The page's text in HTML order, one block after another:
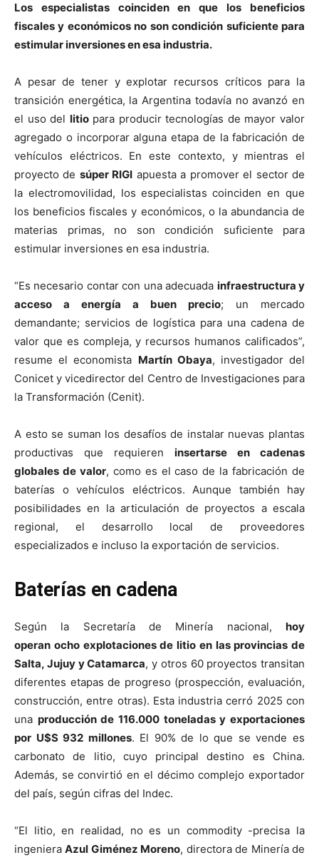
Los especialistas coinciden en que los beneficios
fiscales y económicos no son condición suficiente para
estimular inversiones en esa industria.
A pesar de tener y explotar recursos críticos para la
transición energética, la Argentina todavía no avanzó en
el uso del litiopara producir tecnologías de mayor valor
agregado o incorporar alguna etapa de la fabricación de
vehículos eléctricos. En este contexto, y mientras el
proyecto de súper RIGI apuesta a promover el sector de
la electromovilidad, los especialistas coinciden en que
los beneficios fiscales y económicos, o la abundancia de
materias primas, no son condición suficiente para
estimular inversiones en esa industria.
“Es necesario contar con una adecuada infraestructura y
acceso a energía a buen precio; un mercado
demandante; servicios de logística para una cadena de
valor que es compleja, y recursos humanos calificados”,
resume el economista Martín Obaya, investigador del
Conicet y vicedirector del Centro de Investigaciones para
la Transformación (Cenit).
A esto se suman los desafíos de instalar nuevas plantas
productivas que requieren insertarse en cadenas
globales de valor, como es el caso de la fabricación de
baterías o vehículos eléctricos. Aunque también hay
posibilidades en la articulación de proyectos a escala
regional, el desarrollo local de proveedores
especializados e incluso la exportación de servicios.
Baterías en cadena
Según la Secretaría de Minería nacional, hoy
operan ocho explotaciones de litio en las provincias de
Salta, Jujuy y Catamarca, y otros 60 proyectos transitan
diferentes etapas de progreso (prospección, evaluación,
construcción, entre otras). Esta industria cerró 2025 con
una producción de 116.000 toneladas y exportaciones
por U$S 932 millones. El 90% de lo que se vende es
carbonato de litio, cuyo principal destino es China.
Además, se convirtió en el décimo complejo exportador
del país, según cifras del Indec.
“El litio, en realidad, no es un commodity -precisa la
ingenieraAzul Giménez Moreno, directora de Minería de